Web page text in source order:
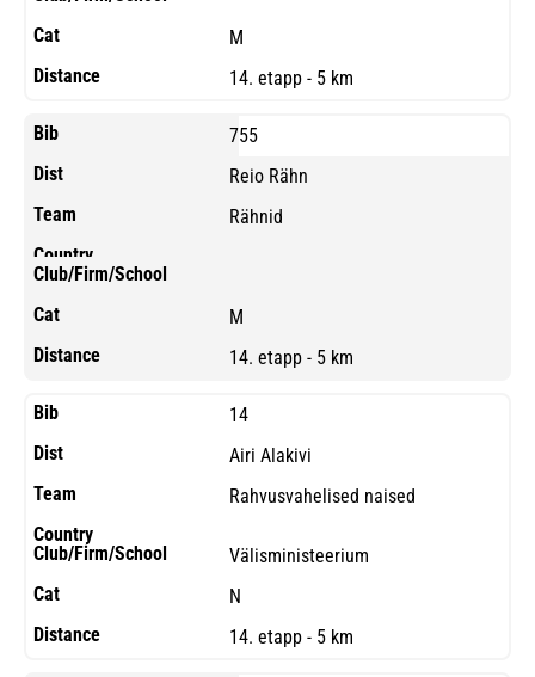
M
14. etapp - 5 km
755
Reio Rähn
Rähnid
M
14. etapp - 5 km
14
Airi Alakivi
Rahvusvahelised naised
Välisministeerium
N
14. etapp - 5 km